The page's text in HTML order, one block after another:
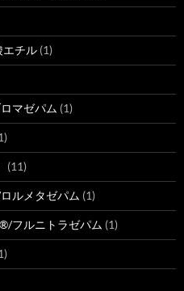
エチル (1)
マゼパム (1)
(11)
ルメタゼパム (1)
フルニトラゼパム (1)